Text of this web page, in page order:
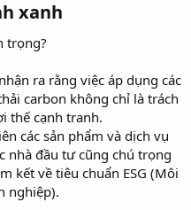
xanh
ra rằng việc áp dụng các
carbon không chỉ là trách
thế cạnh tranh.
các sản phẩm và dịch vụ
nhà đầu tư cũng chú trọng
kết về tiêu chuẩn ESG (Môi
nghiệp).